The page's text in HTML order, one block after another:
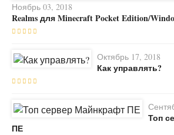
Ноябрь 03, 2018
Realms для Minecraft Pocket Edition/
Октябрь 17, 2018
Как управлять?
Топ
ПЕ